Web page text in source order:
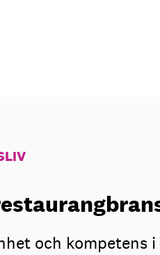
och kompetens i